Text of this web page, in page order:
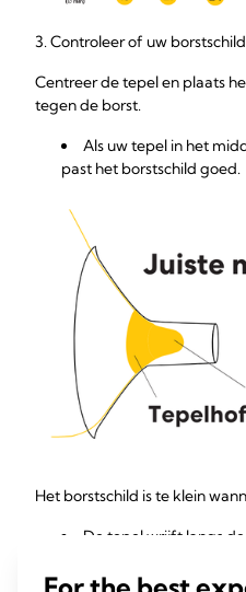
3. Controleer of uw
Centreer de tepel en plaats
tegen de borst.
Als uw tepel in het
past het borstschild goed.
Het borstschild is te klein
De tepel wrijft langs